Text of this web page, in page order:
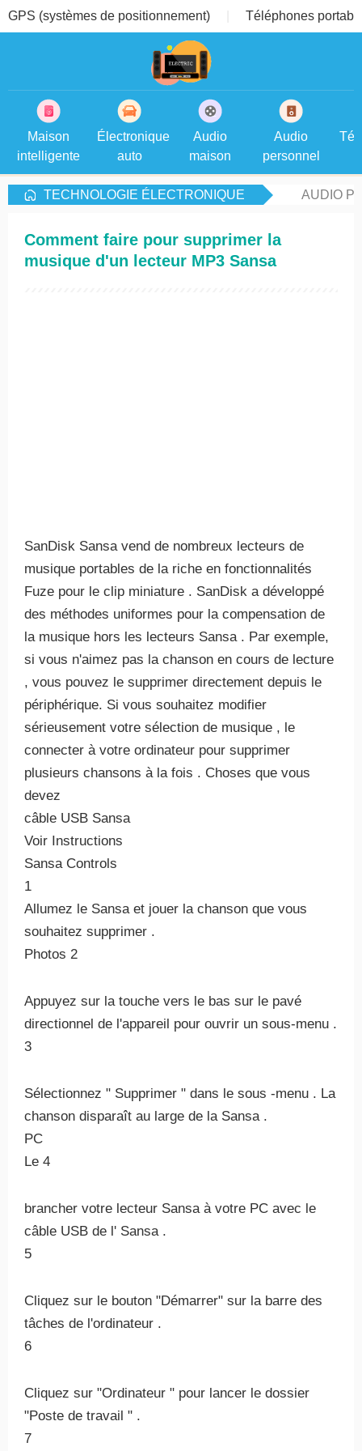
GPS (systèmes de positionnement) Téléphones
Maison
intelligente
Électronique
auto
Audio
maison
Audio
personnel
TECHNOLOGIE ÉLECTRONIQUE AUDIO
Comment faire pour supprimer la
musique d'un lecteur MP3 Sansa
SanDisk Sansa vend de nombreux lecteurs de
musique portables de la riche en fonctionnalités
Fuze pour le clip miniature . SanDisk a développé
des méthodes uniformes pour la compensation de
la musique hors les lecteurs Sansa . Par exemple,
si vous n'aimez pas la chanson en cours de lecture
, vous pouvez le supprimer directement depuis le
périphérique. Si vous souhaitez modifier
sérieusement votre sélection de musique , le
connecter à votre ordinateur pour supprimer
plusieurs chansons à la fois . Choses que vous
devez
câble USB Sansa
Voir Instructions
Sansa Controls
1
Allumez le Sansa et jouer la chanson que vous
souhaitez supprimer .
Photos 2
Appuyez sur la touche vers le bas sur le pavé
directionnel de l'appareil pour ouvrir un sous-menu .
3
Sélectionnez " Supprimer " dans le sous -menu . La
chanson disparaît au large de la Sansa .
PC
Le 4
brancher votre lecteur Sansa à votre PC avec le
câble USB de l' Sansa .
5
Cliquez sur le bouton "Démarrer" sur la barre des
tâches de l'ordinateur .
6
Cliquez sur "Ordinateur " pour lancer le dossier
"Poste de travail " .
7